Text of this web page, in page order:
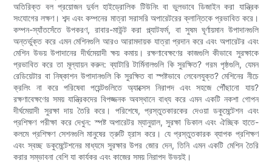
অতিরিক্ত বল প্রয়োজন দুর্বল হাইড্রোলিক টিউনিং বা ভুলভাবে ডিজাইন করা যান্ত্রিক
সংযোগের লক্ষণ। শব্দ এবং কম্পনের মাত্রা সরাসরি অপারেটরের ক্লান্তিকে প্রভাবিত করে।
কম্পন-স্যাঁতসেঁতে উপকরণ, রাবার-মাউন্ট করা প্ল্যাটফর্ম, বা সুষম ঘূর্ণায়মান উপাদানগুলি
অন্তর্ভুক্ত করে এমন মেশিনগুলি আরও আরামদায়ক যাত্রা প্রদান করে এবং অপারেটর এবং
মেশিন উভয় উপাদানের দীর্ঘমেয়াদী ক্ষয় কমায়। রক্ষণাবেক্ষণের কাজগুলি কীভাবে সুরক্ষাকে
প্রভাবিত করে তা মূল্যায়ন করুন: ব্যাটারি টার্মিনালগুলি কি সুরক্ষিত? গরম পৃষ্ঠগুলি, যেমন
রেডিয়েটার বা নিষ্কাশন উপাদানগুলি কি সুরক্ষিত বা স্পষ্টভাবে লেবেলযুক্ত? মেশিনের নীচে
ক্রলিং না করে পরিষেবা পয়েন্টগুলিতে অ্যাক্সেস নিরাপদ এবং সহজে পৌঁছানো যায়?
রক্ষণাবেক্ষণের সময় যান্ত্রিকদের বিপজ্জনক অবস্থানে বাধ্য করে এমন একটি নকশা গোপন
দীর্ঘমেয়াদী সুরক্ষা দায় তৈরি করে। পরিশেষে, প্রস্তুতকারকের দেওয়া ডকুমেন্টেশন এবং
প্রশিক্ষণ পরীক্ষা করে দেখুন: স্পষ্ট অপারেটর ম্যানুয়াল, সুরক্ষা ডিকাল এবং ঐচ্ছিক হাতে-
কলমে প্রশিক্ষণ সেশনগুলি মানুষের ত্রুটি হ্রাস করে। যে প্রস্তুতকারক ব্যাপক প্রশিক্ষণ
এবং স্বচ্ছ ডকুমেন্টেশনের মাধ্যমে সুরক্ষার উপর জোর দেন, তিনি এমন একটি মেশিন তৈরি
করার সম্ভাবনা বেশি যা কার্যকর এবং কাজের সময় নিরাপদ উভয়ই।